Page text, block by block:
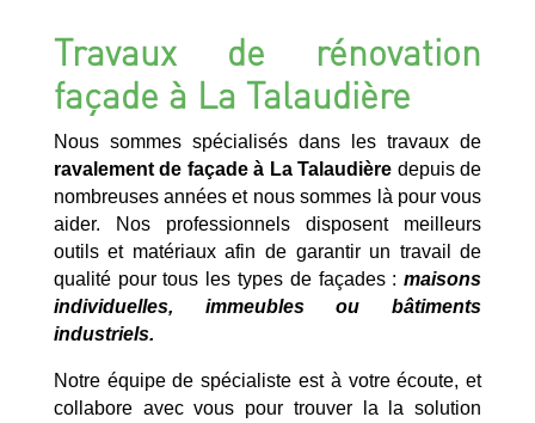
Travaux de rénovation
façade à La Talaudière
Nous sommes spécialisés dans les travaux de
ravalement de façade à La Talaudière depuis de
nombreuses années et nous sommes là pour vous
aider. Nos professionnels disposent meilleurs
outils et matériaux afin de garantir un travail de
qualité pour tous les types de façades :maisons
individuelles, immeubles ou bâtiments
industriels.
Notre équipe de spécialiste est à votre écoute, et
collabore avec vous pour trouver la la solution